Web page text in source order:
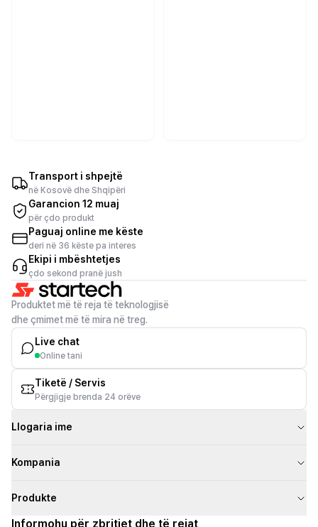
Transport i shpejtë
në Kosovë dhe Shqipëri
Garancion 12 muaj
për çdo produkt
Paguaj online me këste
deri në 36 këste pa interes
Ekipi i mbështetjes
çdo sekond pranë jush
Produktet më të reja të teknologjisë
dhe çmimet më të mira në treg.
Live chat
Online tani
Tiketë / Servis
Përgjigje brenda 24 orëve
Llogaria ime
Kompania
Produkte
Informohu për zbritjet dhe të rejat